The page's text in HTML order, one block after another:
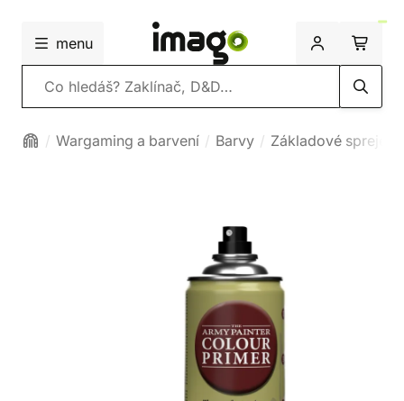
menu
Vyhledávání
Wargaming a barvení Barvy Základové spreje